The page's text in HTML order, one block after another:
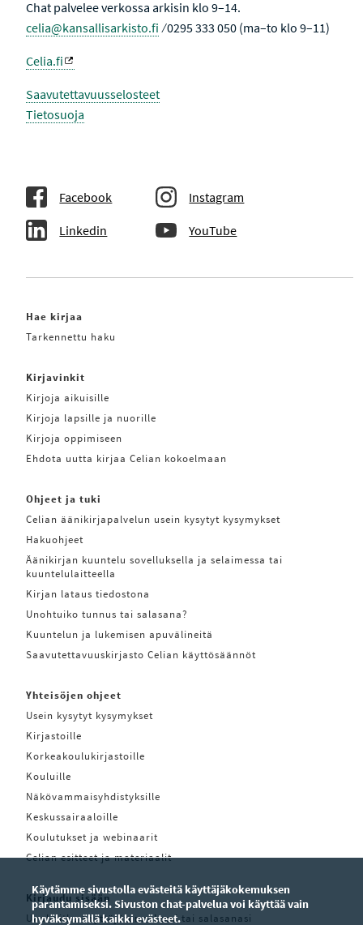
Chat palvelee verkossa arkisin klo 9–14.
celia@kansallisarkisto.fi ⁄ 0295 333 050 (ma–to klo 9–11)
Celia.fi
Saavutettavuusselosteet
Tietosuoja
Facebook Instagram
Linkedin YouTube
Hae kirjaa
Tarkennettu haku
Kirjavinkit
Kirjoja aikuisille
Kirjoja lapsille ja nuorille
Kirjoja oppimiseen
Ehdota uutta kirjaa Celian kokoelmaan
Ohjeet ja tuki
Celian äänikirjapalvelun usein kysytyt kysymykset
Hakuohjeet
Äänikirjan kuuntelu sovelluksella ja selaimessa tai
kuuntelulaitteella
Kirjan lataus tiedostona
Unohtuiko tunnus tai salasana?
Kuuntelun ja lukemisen apuvälineitä
Saavutettavuuskirjasto Celian käyttösäännöt
Yhteisöjen ohjeet
Usein kysytyt kysymykset
Kirjastoille
Korkeakoulukirjastoille
Kouluille
Näkövammaisyhdistyksille
Keskussairaaloille
Koulutukset ja webinaarit
Celian esitteet ja materiaalit
Kirjaudu sisään
Unohditko käyttäjätunnuksesi tai salasanasi
Käytämme sivustolla evästeitä käyttäjäkokemuksen
parantamiseksi. Sivuston chat-palvelua voi käyttää vain
hyväksymällä kaikki evästeet.